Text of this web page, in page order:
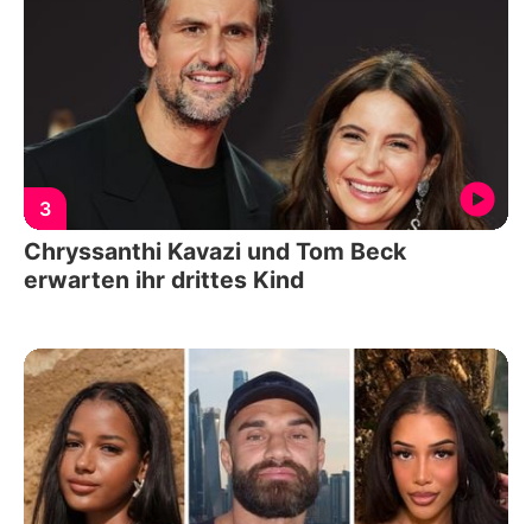
3
Chryssanthi Kavazi und Tom Beck
erwarten ihr drittes Kind